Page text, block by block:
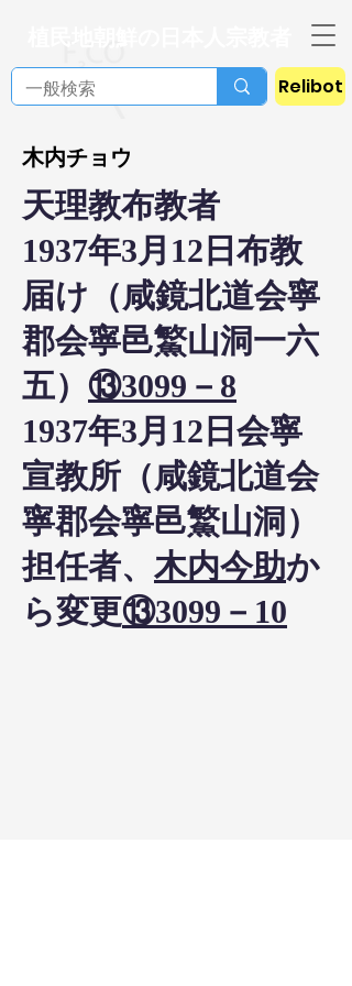
Relibot
木内チョウ
天理教布教者
1937年3月12日布教
届け（咸鏡北道会寧
郡会寧邑鰵山洞一六
五） ⑬3099－8
1937年3月12日会寧
宣教所（咸鏡北道会
寧郡会寧邑鰵山洞）
担任者、 木内今助か
ら変更⑬3099－10